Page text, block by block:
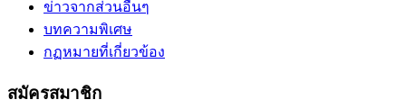
ข่าวจากส่วนอื่นๆ
บทความพิเศษ
กฏหมายที่เกี่ยวข้อง
สมัครสมาชิก